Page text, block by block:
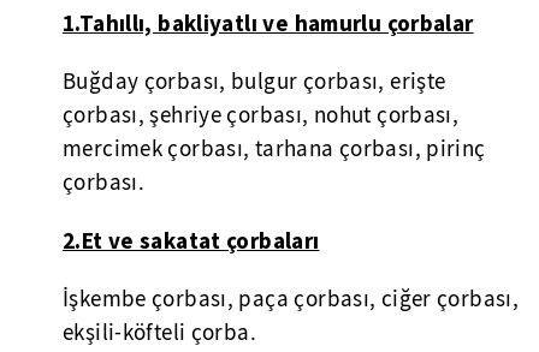
1.Tahıllı, bakliyatlı ve hamurlu çorbalar
Buğday çorbası, bulgur çorbası, erişte
çorbası, şehriye çorbası, nohut çorbası,
mercimek çorbası, tarhana çorbası, pirinç
çorbası.
2.Et ve sakatat çorbaları
İşkembe çorbası, paça çorbası, ciğer çorbası,
ekşili-köfteli çorba.